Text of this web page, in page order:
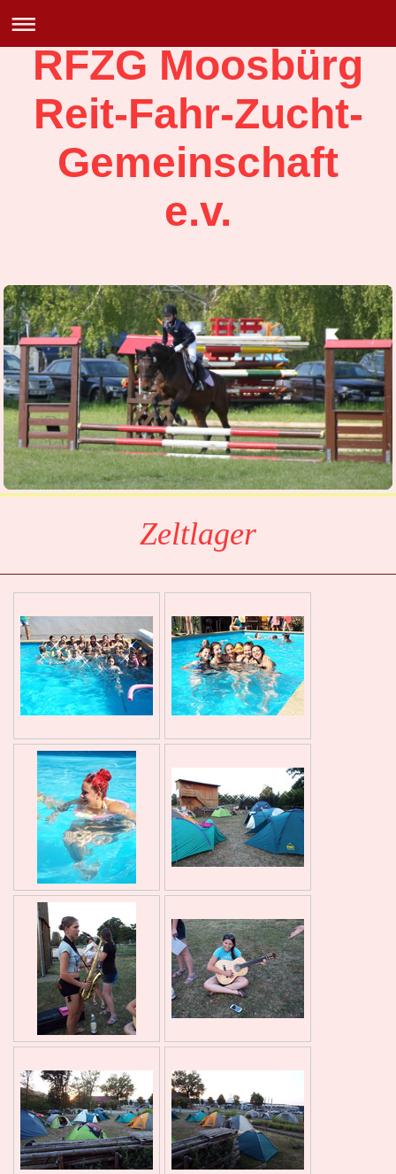
RFZG Moosbürg
Reit-Fahr-Zucht-
Gemeinschaft
e.v.
Zeltlager